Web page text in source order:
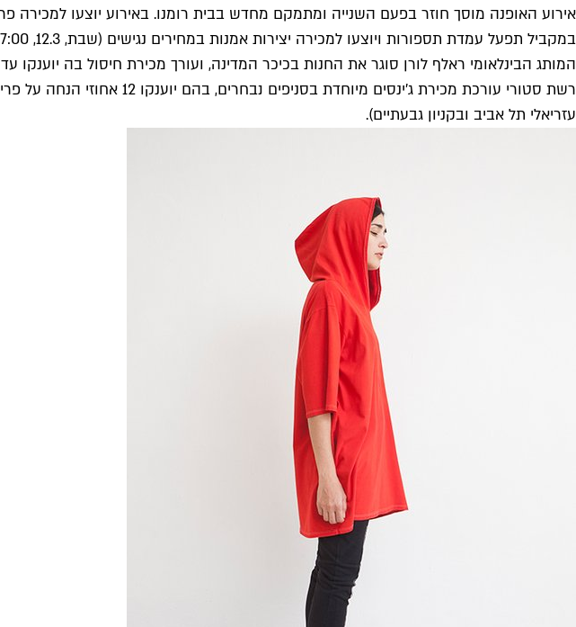
במקביל תפעל עמדת תספורות ויוצעו למכירה יצירות אמנות במחירים נגישים (שבת, 12.3, 12:00-17:00, דרך יפו 9 תל אביב).
המותג הבינלאומי ראלף לורן סוגר את החנות בכיכר המדינה, ועורך מכירת חיסול בה יוענקו עד 70 אחוזי הנחה על כל הפריטים (עד גמר המלאי, ה' באייר 34 תל אביב).
עזריאלי תל אביב ובקניון גבעתיים).